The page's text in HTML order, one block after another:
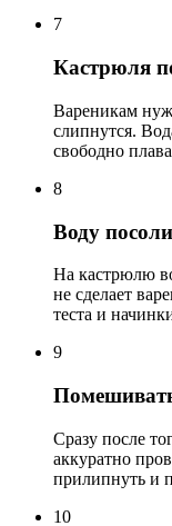
7
Кастрюля
Вареникам
слипнутся.
свободно
8
Воду
На кастрюлю
не сделает
теста и
9
Сразу после
аккуратно
прилипнуть и
10